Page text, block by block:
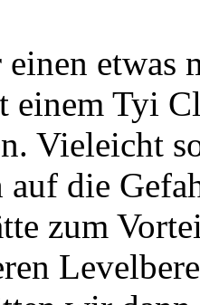
einen
einem Tyi
Vieleicht
die
zum